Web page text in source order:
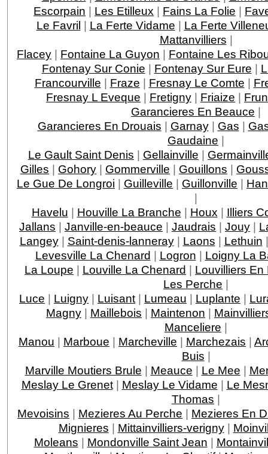
Escorpain | Les Etilleux | Fains La Folie |
Le Favril | La Ferte Vidame | La Ferte
Mattanvilliers |
Flacey | Fontaine La Guyon | Fontaine Les
Fontenay Sur Conie | Fontenay Sur Eure |
Francourville | Fraze | Fresnay Le Comte |
Fresnay L Eveque | Fretigny | Friaize |
Garancieres En Beauce |
Garancieres En Drouais | Garnay| Gas |
Gaudaine |
Le Gault Saint Denis | Gellainville |
Gilles | Gohory | Gommerville | Gouillons |
Le Gue De Longroi | Guilleville | Guillonville |
|
Havelu | Houville La Branche | Houx | Illiers
Jallans | Janville-en-beauce | Jaudrais | Jouy |
Langey| Saint-denis-lanneray| Laons | Lethuin
Levesville La Chenard | Logron | Loigny La
La Loupe | Louville La Chenard | Louvilliers En
Les Perche |
Luce | Luigny | Luisant | Lumeau | Luplante |
Magny | Maillebois | Maintenon |
Manceliere |
Manou | Marboue | Marcheville | Marchezais |
Buis |
Marville Moutiers Brule | Meauce | Le Mee |
Meslay Le Grenet| Meslay Le Vidame | Le
Thomas |
Mevoisins | Mezieres Au Perche | Mezieres En
Mignieres | Mittainvilliers-verigny|
Moleans | Mondonville Saint Jean |